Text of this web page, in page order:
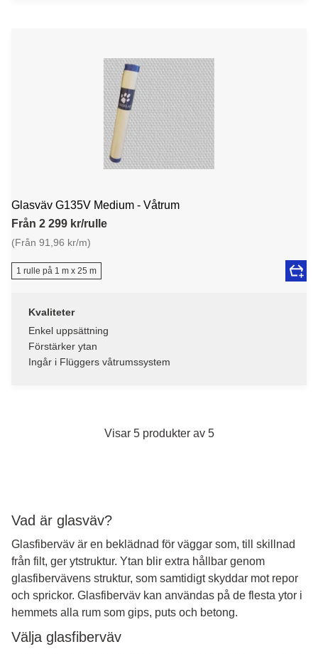
Glasväv G135V Medium - Våtrum
Från 2 299 kr/rulle
(Från 91,96 kr/m)
1 rulle på 1 m x 25 m
Kvaliteter
Enkel uppsättning
Förstärker ytan
Ingår i Flüggers våtrumssystem
Visar 5 produkter av 5
Vad är glasväv?
Glasfiberväv är en beklädnad för väggar som, till skillnad
från filt, ger ytstruktur. Ytan blir extra hållbar genom
glasfibervävens struktur, som samtidigt skyddar mot repor
och sprickor. Glasfiberväv kan användas på de flesta ytor i
hemmets alla rum som gips, puts och betong.
Välja glasfiberväv